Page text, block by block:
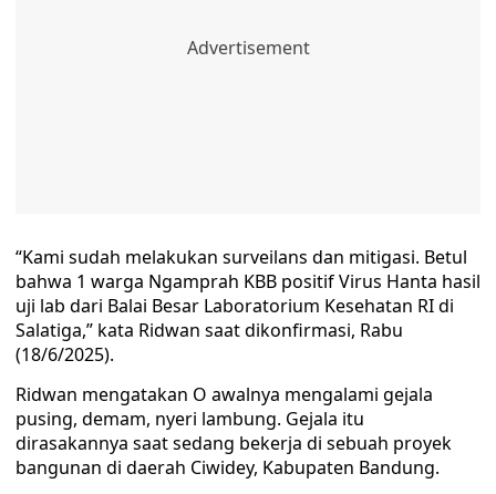
“Kami sudah melakukan surveilans dan mitigasi. Betul
bahwa 1 warga Ngamprah KBB positif Virus Hanta hasil
uji lab dari Balai Besar Laboratorium Kesehatan RI di
Salatiga,” kata Ridwan saat dikonfirmasi, Rabu
(18/6/2025).
Ridwan mengatakan O awalnya mengalami gejala
pusing, demam, nyeri lambung. Gejala itu
dirasakannya saat sedang bekerja di sebuah proyek
bangunan di daerah Ciwidey, Kabupaten Bandung.